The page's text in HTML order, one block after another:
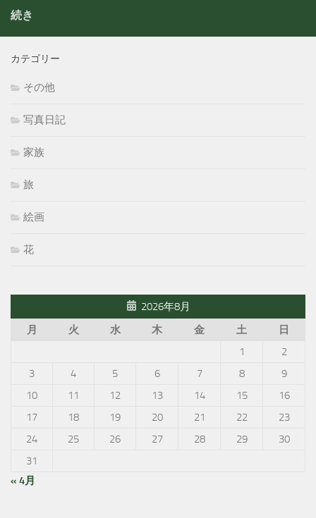
続き
カテゴリー
その他
写真日記
家族
旅
絵画
花
2026年8月
月
火 水 木 金 土
日
1
2
3
4 5 6 7 8
9
10
11 12 13 14 15
16
17
18 19 20 21 22
23
24
25 26 27 28 29
30
31
« 4月